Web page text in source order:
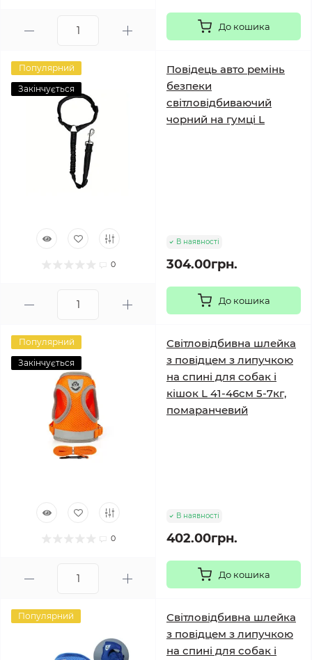
До кошика
Популярний
Закінчується
0
Повідець авто ремінь
безпеки
світловідбиваючий
чорний на гумці L
В наявності
304.00грн.
До кошика
Популярний
Закінчується
0
Світловідбивна шлейка
з повідцем з липучкою
на спині для собак і
кішок L 41-46см 5-7кг,
помаранчевий
В наявності
402.00грн.
До кошика
Популярний
Світловідбивна шлейка
з повідцем з липучкою
на спині для собак і